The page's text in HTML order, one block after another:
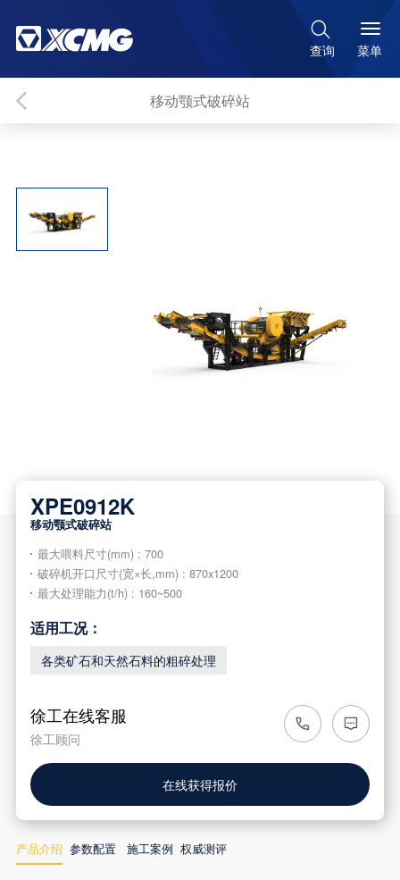

查询 菜单
移动颚式破碎站
XPE0912K
移动颚式破碎站
最大喂料尺寸(mm) : 700
破碎机开口尺寸(宽×长,mm) : 870x1200
最大处理能力(t/h) : 160~500
适用工况：
各类矿石和天然石料的粗碎处理
徐工在线客服
徐工顾问
在线获得报价
产品介绍 参数配置 施工案例 权威测评